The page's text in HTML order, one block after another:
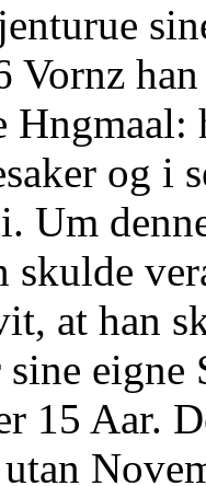
Vornz
og i
Um
skulde
at han
eigne
15 Aar.